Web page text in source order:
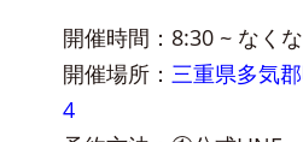
開催時間：8:30 ~ なく
開催場所： 三重県多気
4